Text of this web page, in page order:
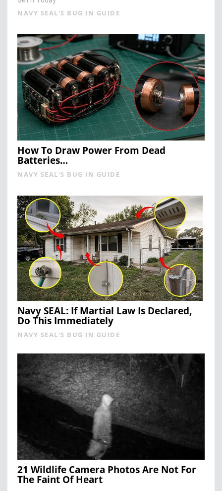
NAVY SEAL'S BUG IN GUIDE
How To Draw Power From Dead
Batteries…
NAVY SEAL'S BUG IN GUIDE
Navy SEAL: If Martial Law Is Declared,
Do This Immediately
NAVY SEAL'S BUG IN GUIDE
21 Wildlife Camera Photos Are Not For
The Faint Of Heart